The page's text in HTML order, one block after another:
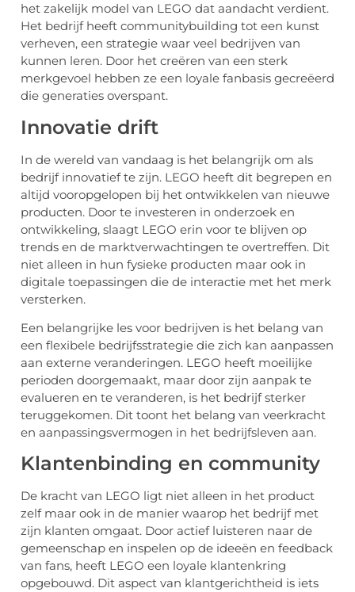
het zakelijk model van LEGO dat aandacht verdient.
Het bedrijf heeft communitybuilding tot een kunst
verheven, een strategie waar veel bedrijven van
kunnen leren. Door het creëren van een sterk
merkgevoel hebben ze een loyale fanbasis gecreëerd
die generaties overspant.
Innovatie drift
In de wereld van vandaag is het belangrijk om als
bedrijf innovatief te zijn. LEGO heeft dit begrepen en
altijd vooropgelopen bij het ontwikkelen van nieuwe
producten. Door te investeren in onderzoek en
ontwikkeling, slaagt LEGO erin voor te blijven op
trends en de marktverwachtingen te overtreffen. Dit
niet alleen in hun fysieke producten maar ook in
digitale toepassingen die de interactie met het merk
versterken.
Een belangrijke les voor bedrijven is het belang van
een flexibele bedrijfsstrategie die zich kan aanpassen
aan externe veranderingen. LEGO heeft moeilijke
perioden doorgemaakt, maar door zijn aanpak te
evalueren en te veranderen, is het bedrijf sterker
teruggekomen. Dit toont het belang van veerkracht
en aanpassingsvermogen in het bedrijfsleven aan.
Klantenbinding en community
De kracht van LEGO ligt niet alleen in het product
zelf maar ook in de manier waarop het bedrijf met
zijn klanten omgaat. Door actief luisteren naar de
gemeenschap en inspelen op de ideeën en feedback
van fans, heeft LEGO een loyale klantenkring
opgebouwd. Dit aspect van klantgerichtheid is iets